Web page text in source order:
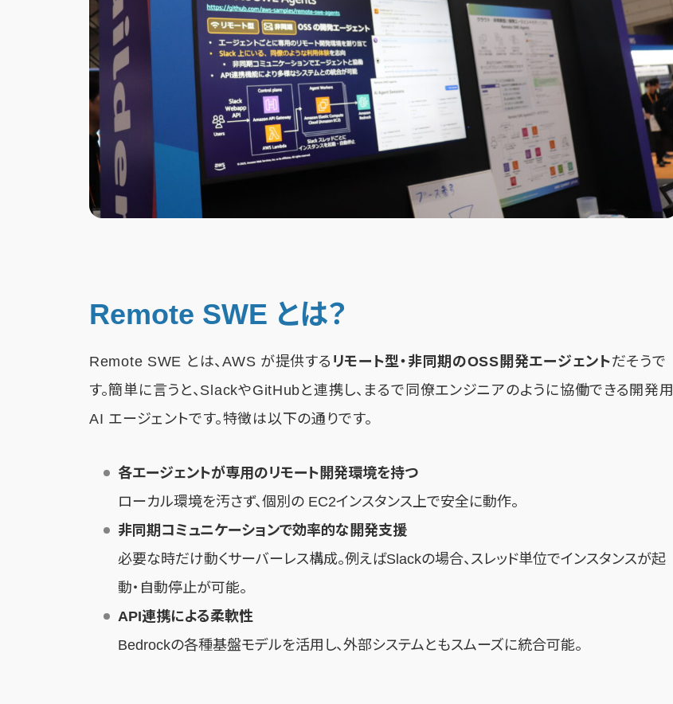
Remote SWE とは？
Remote SWE とは、AWS が提供する リモート型・非同期のOSS開発エージェントだそうで
す。簡単に言うと、SlackやGitHubと連携し、まるで同僚エンジニアのように協働できる開発用
AI エージェントです。特徴は以下の通りです。
各エージェントが専用のリモート開発環境を持つ
ローカル環境を汚さず、個別の EC2インスタンス上で安全に動作。
非同期コミュニケーションで効率的な開発支援
必要な時だけ動くサーバーレス構成。例えばSlackの場合、スレッド単位でインスタンスが起
動・自動停止が可能。
API連携による柔軟性
Bedrockの各種基盤モデルを活用し、外部システムともスムーズに統合可能。